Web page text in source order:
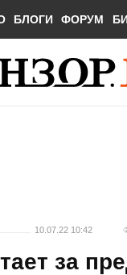
БЛОГИ ФОРУМ
10.07.22 10:42
за